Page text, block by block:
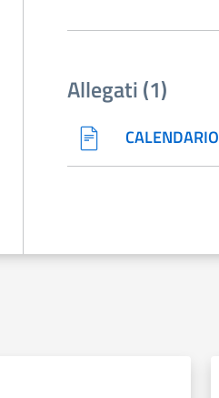
Allegati (1)
CALENDARIO